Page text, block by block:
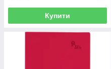
Купити